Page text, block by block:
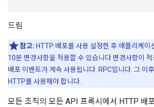
드림
참고: HTTP 배포를 사용 설정한 후 애플리케이
10분 변경사항을 적용할 수 있습니다 변경사항이
배포 이벤트가 계속 사용됩니다. RPC입니다. 그 이
HTTP를 사용해야 합니다.
모든 조직의 모든 API 프록시에서 HTTP 배